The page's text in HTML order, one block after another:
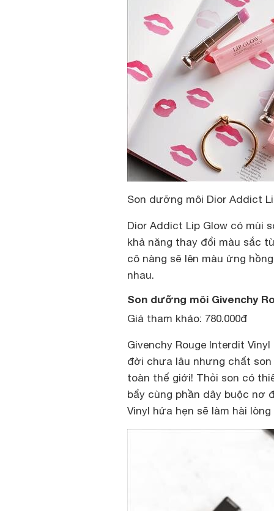
Son dưỡng môi Dior Addict
Dior Addict Lip Glow có mùi
khả năng thay đổi màu sắc
cô nàng sẽ lên màu ửng
nhau.
Son dưỡng môi Givenchy
Giá tham khảo: 780.000đ
Givenchy Rouge Interdit
đời chưa lâu nhưng chất
toàn thế giới! Thỏi son có
bẩy cùng phần dây buộc nơ
Vinyl hứa hẹn sẽ làm hài